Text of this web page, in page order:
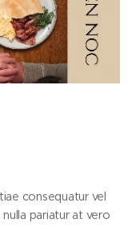
consequatur vel
pariatur at vero